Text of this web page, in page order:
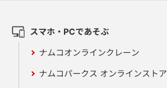
スマホ・PCであそぶ
ナムコオンラインクレーン
ナムコパークス オンラインストア